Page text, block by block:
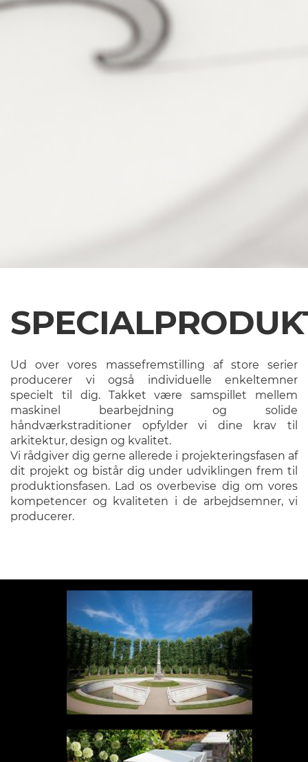
Ud over vores massefremstilling af store serier
producerer vi også individuelle enkeltemner
specielt til dig. Takket være samspillet mellem
maskinel bearbejdning og solide
håndværkstraditioner opfylder vi dine krav til
arkitektur, design og kvalitet.
Vi rådgiver dig gerne allerede i projekteringsfasen af
dit projekt og bistår dig under udviklingen frem til
produktionsfasen. Lad os overbevise dig om vores
kompetencer og kvaliteten i de arbejdsemner, vi
producerer.